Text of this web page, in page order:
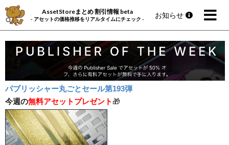
AssetStoreまとめ 割引情報 beta
- アセットの価格推移をリアルタイムにチェック - お知らせ
パブリッシャー丸ごとセール第193弾
今週の無料アセットプレゼント 🎁